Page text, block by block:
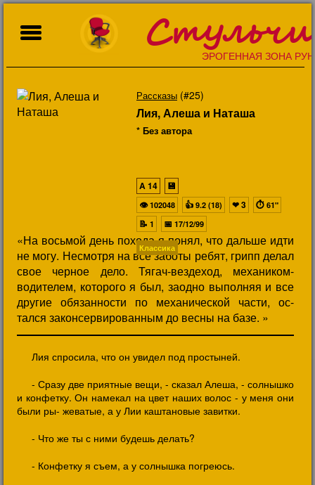
ЭРОГЕННАЯ ЗОНА
Рассказы (#25)
Лия, Алеша и Наташа
* Без автора
«На восьмой день похода я понял, что дальше идти
не могу. Несмотря на все заботы ребят, грипп делал
свое черное дело. Тягач-вездеход, механиком-
водителем, которого я был, заодно выполняя и все
другие обязанности по механической части, ос-
тался законсервированным до весны на базе. »
A14
💾
👁102048 👍 9.2 (18) ❤3 ⏱ 61"
📝 1 📅 17/12/99
Классика
Лия спросила, что он увидел под простыней.
- Сразу две приятные вещи, - сказал Алеша, - солнышко
и конфетку. Он намекал на цвет наших волос - у меня они
были ры- жеватые, а у Лии каштановые завитки.
- Что же ты с ними будешь делать?
- Конфетку я съем, а у солнышка погреюсь.